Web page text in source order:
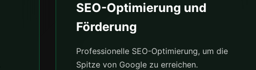
SEO-Optimierung und
Förderung
Professionelle SEO-Optimierung, um die
Spitze von Google zu erreichen.